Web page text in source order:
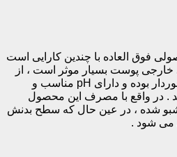
فوق العاده با چندین کارایی است
خارجی پوست بسیار موثر است ، از
قابلیت نرم کنندگی بالایی برخوردار بوده و دارای pH مناسب و
. در واقع با مصرف این محصول
شده ، در عین حال که سطح بدنش
می شود .